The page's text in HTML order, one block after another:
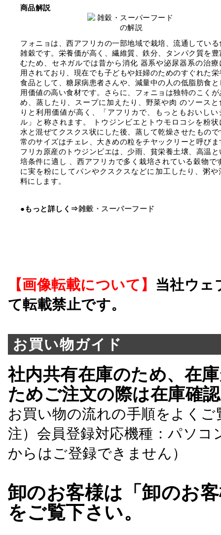
商品解説
フォニョは、西アフリカの一部地域で栽培、流通してい
雑穀です。栄養価が高く、繊維質、鉄分、タンパク質を
むため、セネガルでは昔から消化 器系や泌尿器系の治療
用されており、現在でも子どもや妊婦のためのすぐれた
食品として、糖尿病患者さんや、減量中の人の低脂肪食
用価値の高い食材です。さらに、フォニョは独特のこく
め、蒸したり、スープに加えたり、野菜や肉 のソースと
りと利用価値が高く、「アフリカで、もっともおいしい
ル」と称されます。 トウジンビエとトウモロコシを粉状
水と混ぜてクスクス状にした後、蒸して乾燥させたもの
常のサイズはチェレ、大きめの粒をチヤックリーと呼び
フリカ原産のトウジンビエは、少雨、貧栄養土壌、高温
培条件に適し 、西アフリカで多く栽培されている穀物で
に実を粉にしてパンやクスクスなどに加工したり、粥や
料にします。
●もっと詳しく⇒雑穀・スーパーフード
【画像転載について】 当社ウェ
て転載禁止です。
お買い物ガイド
社内共有在庫のため、在
ためご注文の際は在庫確
お買い物の流れの手順をよくご
注）会員登録対応機種：パソ
からはご登録できません）
卸のお客様は「卸のお
をご覧下さい。